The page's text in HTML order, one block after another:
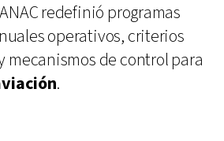
redefinió programas
operativos, criterios
mecanismos de control para
.